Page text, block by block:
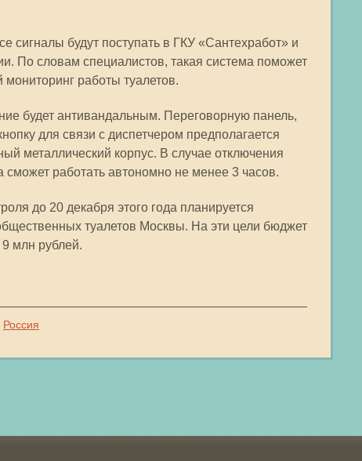
сигналы будут поступать в ГКУ «Сантехработ» и
По словам специалистов, такая система поможет
работы туалетов.
будет антивандальным. Переговорную панель,
для связи с диспетчером предполагается
металлический корпус. В случае отключения
сможет работать автономно не менее 3 часов.
до 20 декабря этого года планируется
туалетов Москвы. На эти цели бюджет
млн рублей.
Россия